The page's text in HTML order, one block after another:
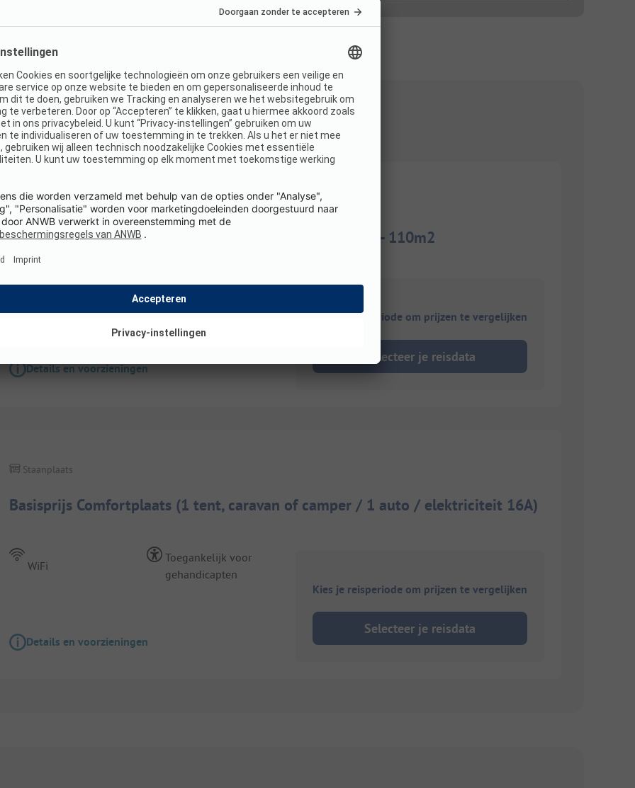
(13)
Zeer comfortabele staanplaats met individueel sanitair - 110m2
Staanplaats
WiFi
Details en voorzieningen
Kies je reisperiode om prijzen te vergelijken
Selecteer je reisdata
Basisprijs Comfortplaats (1 tent, caravan of camper / 1 auto / elektriciteit 16A)
Staanplaats
WiFi
Toegankelijk voor
gehandicapten
Details en voorzieningen
Kies je reisperiode om prijzen te vergelijken
Selecteer je reisdata